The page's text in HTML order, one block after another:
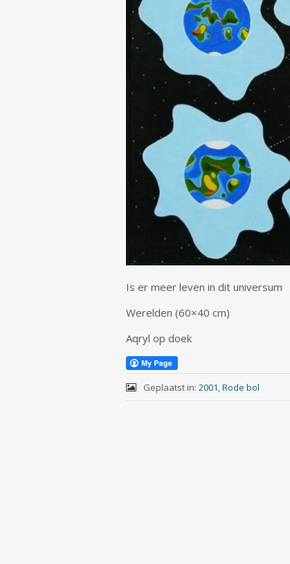
Is er meer leven in dit universum
Werelden (60×40 cm)
Aqryl op doek
Geplaatst in: 2001,Rode bol